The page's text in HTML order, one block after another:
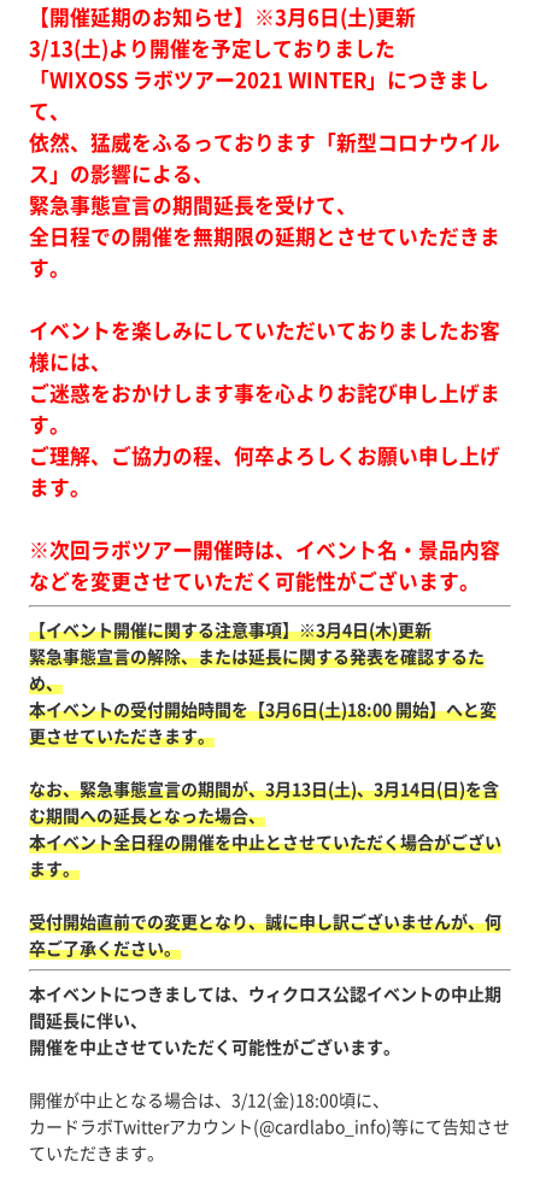
【開催延期のお知らせ】※3月6日(土)更新
3/13(土)より開催を予定しておりました
「WIXOSS ラボツアー2021 WINTER」につきまし
て、
依然、猛威をふるっております「新型コロナウイル
ス」の影響による、
緊急事態宣言の期間延長を受けて、
全日程での開催を無期限の延期とさせていただきま
す。
イベントを楽しみにしていただいておりましたお客
様には、
ご迷惑をおかけします事を心よりお詫び申し上げま
す。
ご理解、ご協力の程、何卒よろしくお願い申し上げ
ます。
※次回ラボツアー開催時は、イベント名・景品内容
などを変更させていただく可能性がございます。
【イベント開催に関する注意事項】※3月4日(木)更新
緊急事態宣言の解除、または延長に関する発表を確認するた
め、
本イベントの受付開始時間を【3月6日(土)18:00 開始】へと変
更させていただきます。
なお、緊急事態宣言の期間が、3月13日(土)、3月14日(日)を含
む期間への延長となった場合、
本イベント全日程の開催を中止とさせていただく場合がござい
ます。
受付開始直前での変更となり、誠に申し訳ございませんが、何
卒ご了承ください。
本イベントにつきましては、ウィクロス公認イベントの中止期
間延長に伴い、
開催を中止させていただく可能性がございます。
開催が中止となる場合は、3/12(金)18:00頃に、
カードラボTwitterアカウント(@cardlabo_info)等にて告知させ
ていただきます。